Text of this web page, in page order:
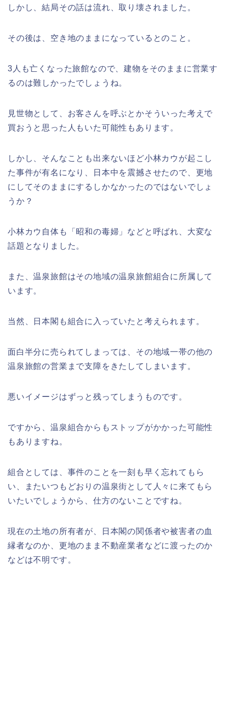
しかし、結局その話は流れ、取り壊されました。
その後は、空き地のままになっているとのこと。
3人も亡くなった旅館なので、建物をそのままに営業す
るのは難しかったでしょうね。
見世物として、お客さんを呼ぶとかそういった考えで
買おうと思った人もいた可能性もあります。
しかし、そんなことも出来ないほど小林カウが起こし
た事件が有名になり、日本中を震撼させたので、更地
にしてそのままにするしかなかったのではないでしょ
うか？
小林カウ自体も「昭和の毒婦」などと呼ばれ、大変な
話題となりました。
また、温泉旅館はその地域の温泉旅館組合に所属して
います。
当然、日本閣も組合に入っていたと考えられます。
面白半分に売られてしまっては、その地域一帯の他の
温泉旅館の営業まで支障をきたしてしまいます。
悪いイメージはずっと残ってしまうものです。
ですから、温泉組合からもストップがかかった可能性
もありますね。
組合としては、事件のことを一刻も早く忘れてもら
い、またいつもどおりの温泉街として人々に来てもら
いたいでしょうから、仕方のないことですね。
現在の土地の所有者が、日本閣の関係者や被害者の血
縁者なのか、更地のまま不動産業者などに渡ったのか
などは不明です。